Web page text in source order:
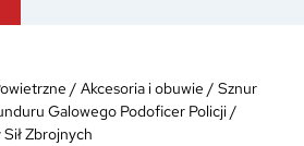
/ Akcesoria i obuwie / Sznur
Galowego Podoficer Policji /
Zbrojnych